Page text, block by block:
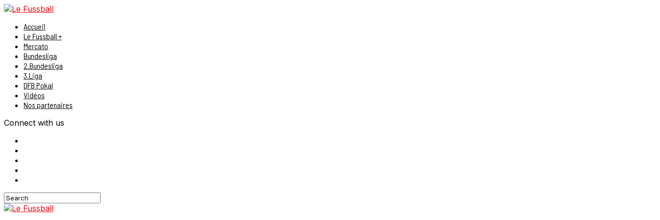
Accueil
Le Fussball +
Mercato
Bundesliga
2.Bundesliga
3.Liga
DFB Pokal
Vidéos
Nos partenaires
Connect with us